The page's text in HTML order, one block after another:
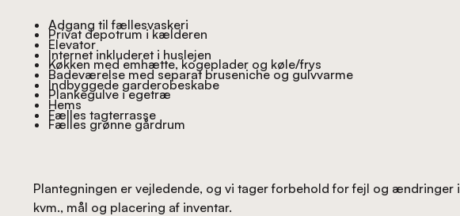
Adgang til fællesvaskeri
Privat depotrum i kælderen
Elevator
Internet inkluderet i huslejen
Køkken med emhætte, kogeplader og køle/frys
Badeværelse med separat bruseniche og gulvvarme
Indbyggede garderobeskabe
Plankegulve i egetræ
Hems
Fælles tagterrasse
Fælles grønne gårdrum
Plantegningen er vejledende, og vi tager forbehold for fejl og ændringer i
kvm., mål og placering af inventar.